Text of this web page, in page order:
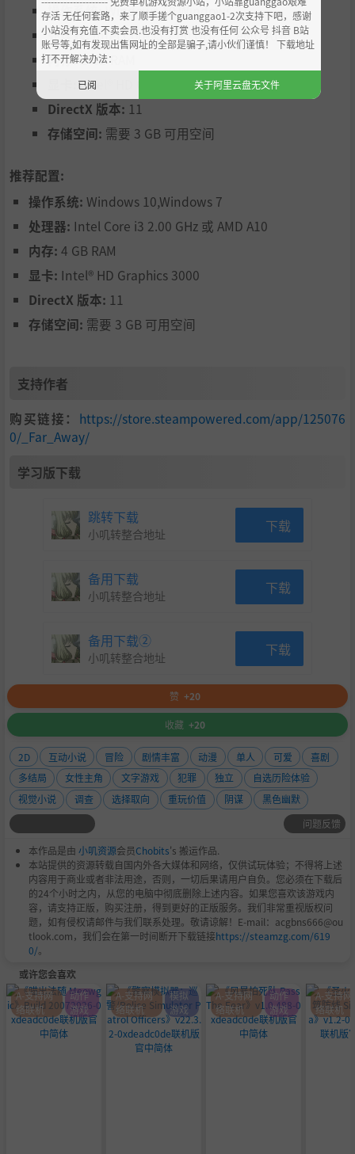
操作系统:Windows 10,Windows 7
处理器:Intel Core i3 2.00 GHz 或 AMD A10
内存:2 GB RAM
Intel® HD Graphics 3000
DirectX 版本: 11
存储空间: 需要 3 GB 可用空间
推荐配置:
操作系统: Windows 10,Windows 7
处理器: Intel Core i3 2.00 GHz 或 AMD A10
内存: 4 GB RAM
显卡: Intel® HD Graphics 3000
DirectX 版本: 11
存储空间: 需要 3 GB 可用空间
支持作者
购买链接： https://store.steampowered.com/app/125076
0/_Far_Away/
学习版下载
跳转下载
小叽转整合地址 下载
备用下载
小叽转整合地址 下载
备用下载②
小叽转整合地址 下载
赞 +20
收藏 +20
2D 互动小说 冒险 剧情丰富 动漫 单人 可爱
喜剧
多结局
女性主角 文字游戏 犯罪 独立
自选历险体验
视觉小说
调查 选择取向 重玩价值 阴谋
黑色幽默
问题反馈
本作品是由 小叽资源会员Chobits's 搬运作品.
本站提供的资源转载自国内外各大媒体和网络，仅供试玩体验；不得将上述
内容用于商业或者非法用途，否则，一切后果请用户自负。您必须在下载后
的24个小时之内，从您的电脑中彻底删除上述内容。如果您喜欢该游戏内
容，请支持正版，购买注册，得到更好的正版服务。我们非常重视版权问
题，如有侵权请邮件与我们联系处理。敬请谅解！E-mail：acgbns666@ou
tlook.com，我们会在第一时间断开下载链接https://steamzg.com/619
0/。
或许您会喜欢
A-支持网
络联机
动作
游戏
A-支持网
络联机
模拟
游戏
A-支持网
络联机
动作
游戏
A-支持网
络联机
存活 无任何套路，来了顺手搓个guanggao1-2次支持下吧，感谢
小站没有充值.不卖会员.也没有打赏 也没有任何 公众号 抖音 B站
账号等,如有发现出售网址的全部是骗子,请小伙们谨慎！ 下载地址
打不开解决办法：
已阅
关于阿里云盘无文件